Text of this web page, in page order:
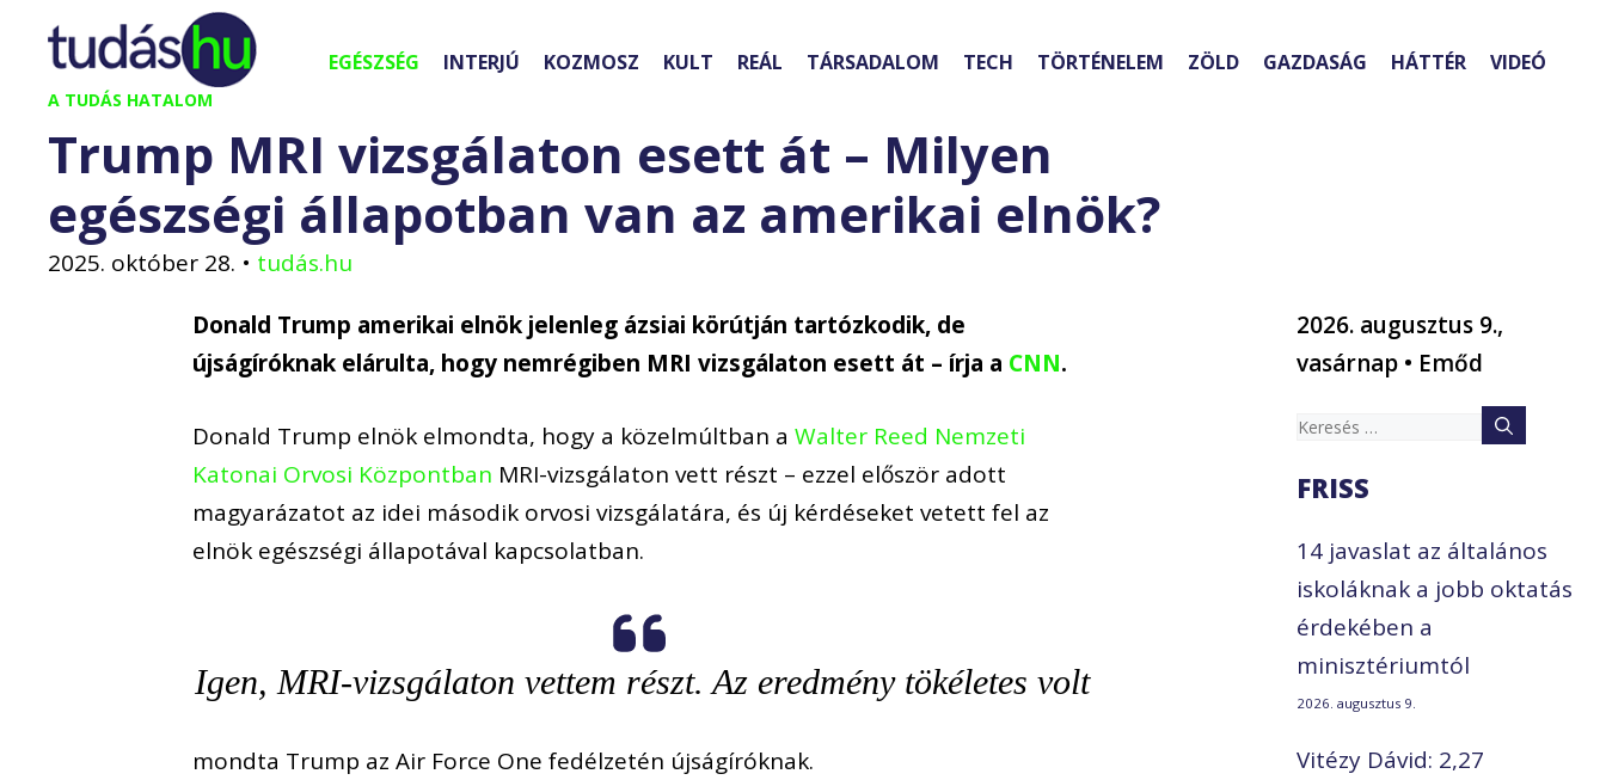
Kilépés
tartalomba
A TUDÁS HATALOM
EGÉSZSÉG INTERJÚ KOZMOSZ KULT REÁL TÁRSADALOM TECH TÖRTÉNELEM ZÖLD GAZDASÁG HÁTTÉR VIDEÓ
Trump MRI vizsgálaton esett át – Milyen
egészségi állapotban van az amerikai elnök?
2025. október 28. • tudás.hu
Donald Trump amerikai elnök jelenleg ázsiai körútján tartózkodik, de
újságíróknak elárulta, hogy nemrégiben MRI vizsgálaton esett át – írja a CNN.
Donald Trump elnök elmondta, hogy a közelmúltban a Walter Reed Nemzeti
Katonai Orvosi Központban MRI-vizsgálaton vett részt – ezzel először adott
magyarázatot az idei második orvosi vizsgálatára, és új kérdéseket vetett fel az
elnök egészségi állapotával kapcsolatban.
Igen, MRI-vizsgálaton vettem részt. Az eredmény tökéletes volt
mondta Trump az Air Force One fedélzetén újságíróknak.
2026. augusztus 9.,
vasárnap • Emőd
Keresés:
FRISS
14 javaslat az általános
iskoláknak a jobb oktatás
érdekében a
minisztériumtól
2026. augusztus 9.
Vitézy Dávid: 2,27